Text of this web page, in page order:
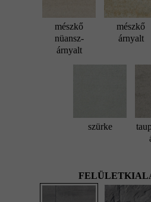
mészkő
nüansz-
árnyalt
mészkő
árnyalt
szürke